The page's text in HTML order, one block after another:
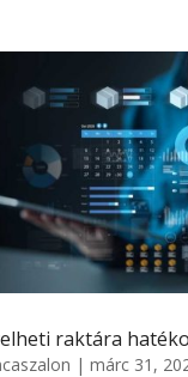
raktára
| márc 31,